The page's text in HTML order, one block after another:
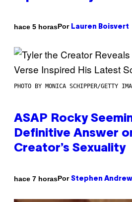
hace 5 horasPor Lauren Boisvert
PHOTO BY MONICA SCHIPPER/GETTY
ASAP Rocky
Definitive Answer
Creator’s Sexuality
hace 7 horasPor Stephen